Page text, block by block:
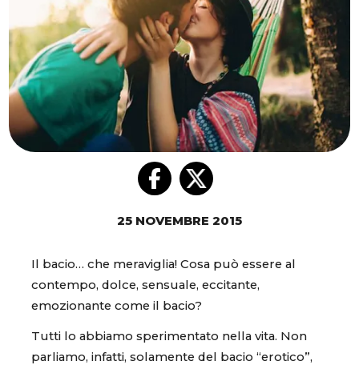
25 NOVEMBRE 2015
Il bacio… che meraviglia! Cosa può essere al
contempo, dolce, sensuale, eccitante,
emozionante come il bacio?
Tutti lo abbiamo sperimentato nella vita. Non
parliamo, infatti, solamente del bacio “erotico”,